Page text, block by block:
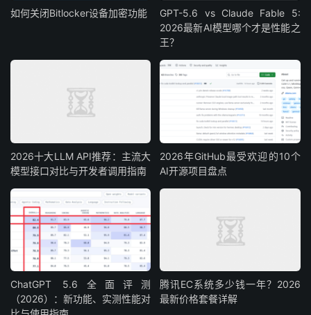
如何关闭Bitlocker设备加密功能
GPT-5.6 vs Claude Fable 5:
2026最新AI模型哪个才是性能之
王？
2026十大LLM API推荐：主流大
模型接口对比与开发者调用指南
2026年GitHub最受欢迎的10个
AI开源项目盘点
ChatGPT 5.6全面评测
（2026）：新功能、实测性能对
腾讯EC系统多少钱一年？2026
最新价格套餐详解